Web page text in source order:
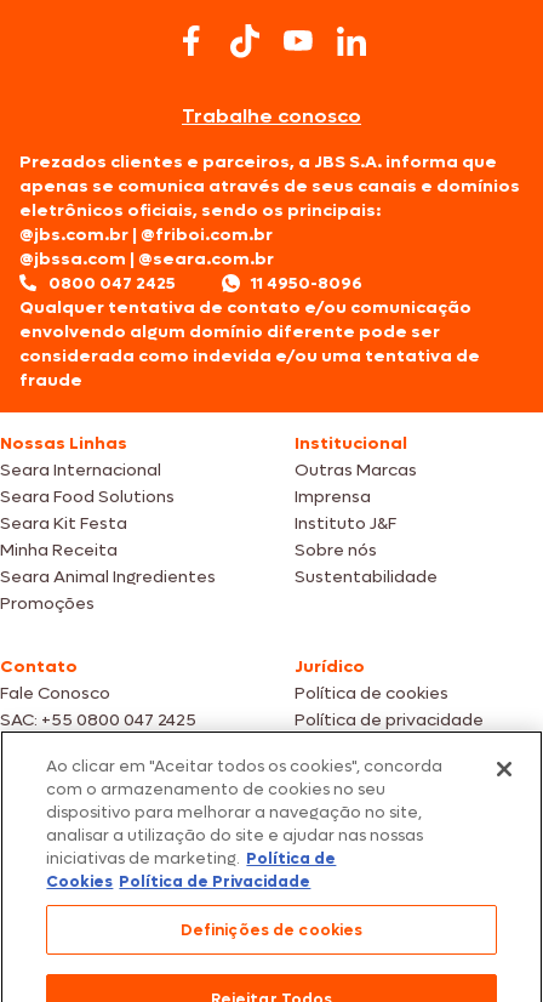
Trabalhe conosco
Prezados clientes e parceiros, a JBS S.A. informa que
apenas se comunica através de seus canais e domínios
eletrônicos oficiais, sendo os principais:
@jbs.com.br |@friboi.com.br
@jbssa.com |@seara.com.br
0800 047 2425
11 4950-8096
Qualquer tentativa de contato e/ou comunicação
envolvendo algum domínio diferente pode ser
considerada como indevida e/ou uma tentativa de
fraude
Nossas Linhas
Seara Internacional
Seara Food Solutions
Seara Kit Festa
Minha Receita
Seara Animal Ingredientes
Promoções
Institucional
Outras Marcas
Imprensa
Instituto J&F
Sobre nós
Sustentabilidade
Contato
Fale Conosco
SAC: +55 0800 047 2425
Jurídico
Política de cookies
Política de privacidade
Fotos meramente ilustrativas | Ofertas válidas enquanto durarem os
estoques dos nossos parceiros | Vendas sujeitas a análise e confirmação
de dados.
Os preços, promoções e condições de pagamento são válidos
exclusivamente para compras efetuadas em nossos parceiros.
Todos os produtos estão sujeitos a disponibilidade de estoque.
São Paulo/SP – CEP 05.118-100
© 2026 Seara. Todos os direitos reservados
Ao clicar em "Aceitar todos os cookies", concorda
com o armazenamento de cookies no seu
dispositivo para melhorar a navegação no site,
analisar a utilização do site e ajudar nas nossas
iniciativas de marketing. Política de
Cookies Política de Privacidade
Definições de cookies